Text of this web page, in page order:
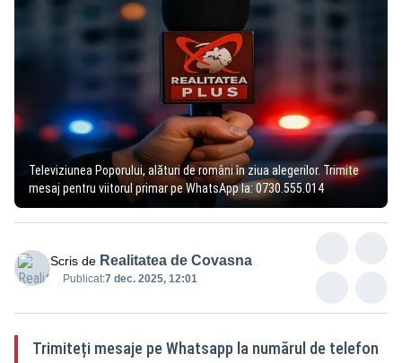
Televiziunea Poporului, alături de români în ziua alegerilor. Trimite
mesaj pentru viitorul primar pe WhatsApp la: 0730.555.014
Scris de Realitatea de Covasna
Publicat:7 dec. 2025, 12:01
Trimiteți mesaje pe Whatsapp la numărul de telefon